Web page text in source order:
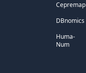
Cepremap
DBnomics
Huma-
Num